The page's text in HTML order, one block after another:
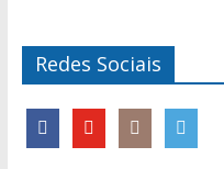
Redes Sociais